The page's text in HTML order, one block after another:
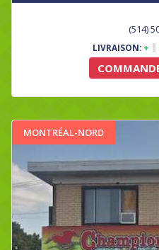
(514)
LIVRAISON: +
MONTRÉAL-NORD